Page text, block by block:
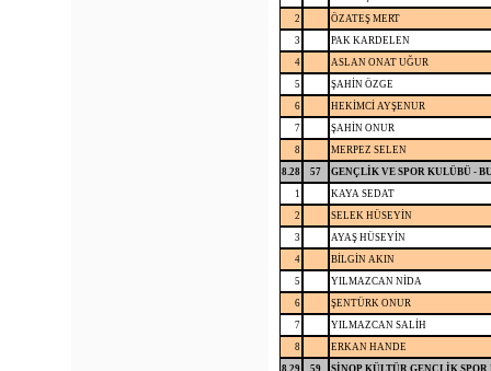
2
ÖZATEŞ MERT
3
PAK KARDELEN
4
ASLAN ONAT UĞUR
5
ŞAHİN ÖZGE
6
HEKİMCİ AYŞENUR
7
ŞAHİN ONUR
8
MERPEZ SELEN
8.28
57
GENÇLİK VE SPOR KULÜBÜ -
1
KAYA SEDAT
2
SELEK HÜSEYİN
3
AYAŞ HÜSEYİN
4
BİLGİN AKIN
5
YILMAZCAN NİDA
6
ŞENTÜRK ONUR
7
YILMAZCAN SALİH
8
ERKAN HANDE
8.29
59 SİNOP KÜLTÜR GENÇLİK SPOR